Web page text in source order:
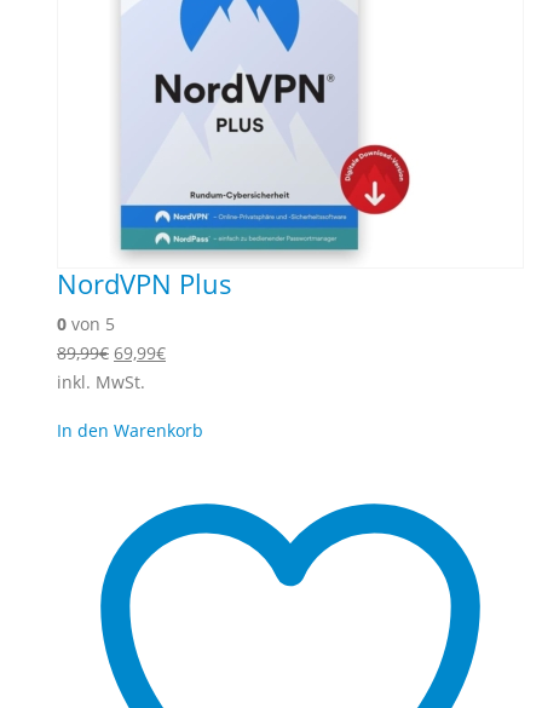
NordVPN Plus
0 von 5
89,99€ Ursprünglicher
Preis
89,99€
69,99€Aktueller
69,99€.
inkl. MwSt.
In den Warenkorb